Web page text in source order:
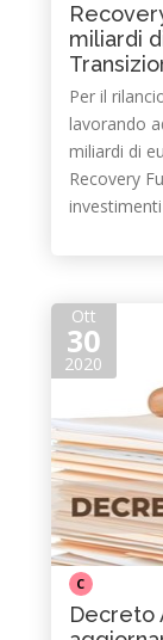
miliardi
Per il
lavorando
miliardi di
Recovery
investimenti
Ott
30
2020
C
Decreto